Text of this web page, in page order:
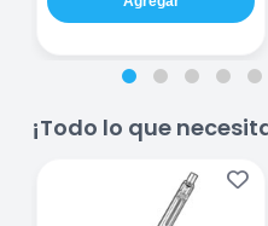
¡Todo lo que